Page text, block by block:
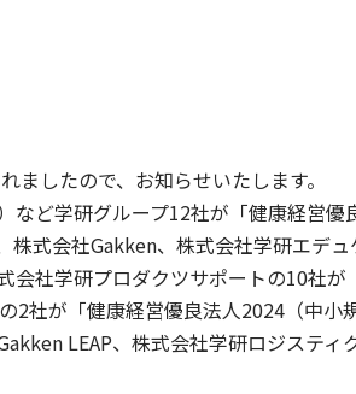
したので、お知らせいたします。
ど学研グループ12社が「健康経営
式会社Gakken、株式会社学研エデ
社学研プロダクツサポートの10社
2社が「健康経営優良法人2024（中
LEAP、株式会社学研ロジスティ